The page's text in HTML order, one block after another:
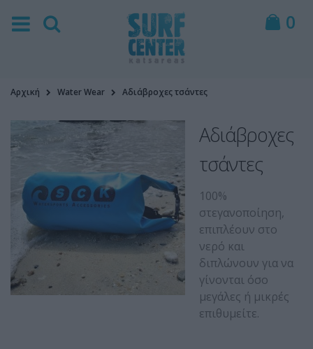
0
Αρχική Water Wear Αδιάβροχες τσάντες
Αδιάβροχες
τσάντες
100%
στεγανοποίηση,
επιπλέουν στο
νερό και
διπλώνουν για να
γίνονται όσο
μεγάλες ή μικρές
επιθυμείτε.